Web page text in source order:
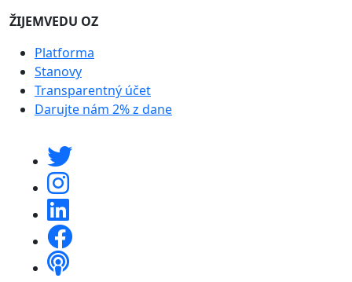
ŽIJEMVEDU OZ
Platforma
Stanovy
Transparentný účet
Darujte nám 2% z dane